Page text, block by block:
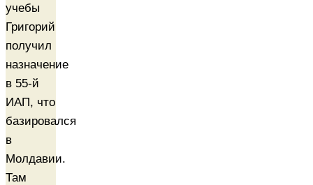
учебы
Григорий
получил
назначение
в 55-й
ИАП, что
базировался
в
Молдавии.
Там